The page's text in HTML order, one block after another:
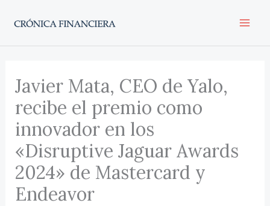
Javier Mata, CEO de Yalo,
recibe el premio como
innovador en los
«Disruptive Jaguar Awards
2024» de Mastercard y
Endeavor